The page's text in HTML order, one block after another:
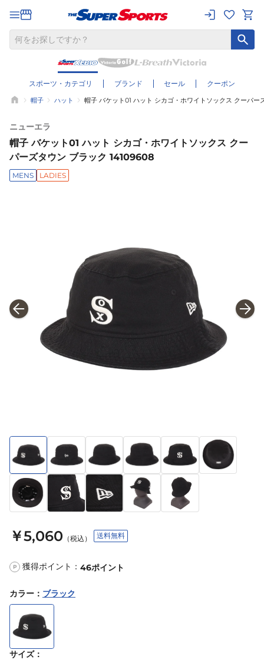
スポーツ・カテゴリ ブランド セール クーポン
帽子 ハット 帽子 バケット01 ハット シカゴ・ホワイトソックス クーパー
ニューエラ
帽子 バケット01 ハット シカゴ・ホワイトソックス クー
パーズタウン ブラック 14109608
MENS LADIES
￥5,060 （税込） 送料無料
P 獲得ポイント： 46ポイント
カラー ： ブラック
サイズ：